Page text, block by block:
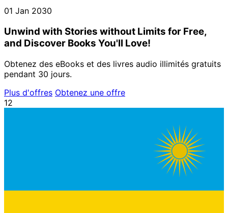
01 Jan 2030
Unwind with Stories without Limits for Free,
and Discover Books You'll Love!
Obtenez des eBooks et des livres audio illimités gratuits
pendant 30 jours.
Plus d'offres Obtenez une offre
12